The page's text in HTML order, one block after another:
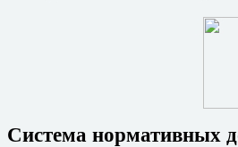
Система нормативных